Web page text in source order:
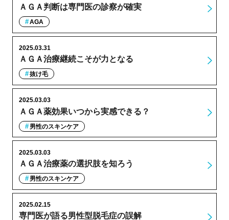
ＡＧＡ判断は専門医の診察が確実
AGA
ＡＧＡ治療継続こそが力となる
2025.03.31
抜け毛
ＡＧＡ薬効果いつから実感できる？
2025.03.03
男性のスキンケア
ＡＧＡ治療薬の選択肢を知ろう
2025.03.03
男性のスキンケア
専門医が語る男性型脱毛症の誤解
2025.02.15